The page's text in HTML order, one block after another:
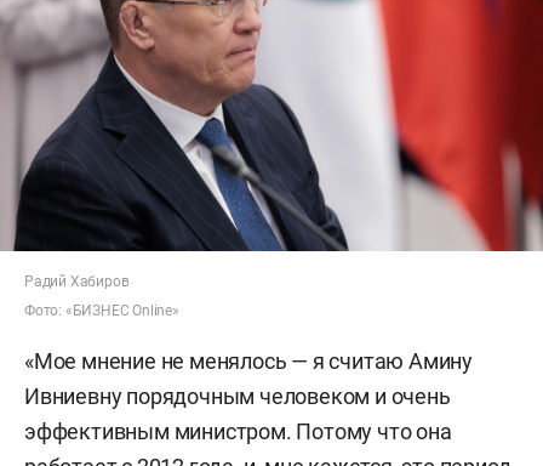
Радий Хабиров
Фото: «БИЗНЕС Online»
«Мое мнение не менялось — я считаю Амину
Ивниевну порядочным человеком и очень
эффективным министром. Потому что она